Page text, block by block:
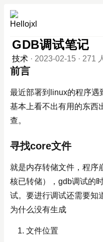
GDB调试笔记
技术 · 2023-02-15 · 271
前言
最近部署到linux的程序遇
基本上看不出有用的东西
查。
寻找core文件
就是内存转储文件，程序
核已转储），gdb调试的
试。要进行调试还需要知
为什么没有生成
文件位置